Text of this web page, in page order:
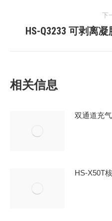
下
HS-Q3233 可剥离
相关信息
双通道充
HS-X50T